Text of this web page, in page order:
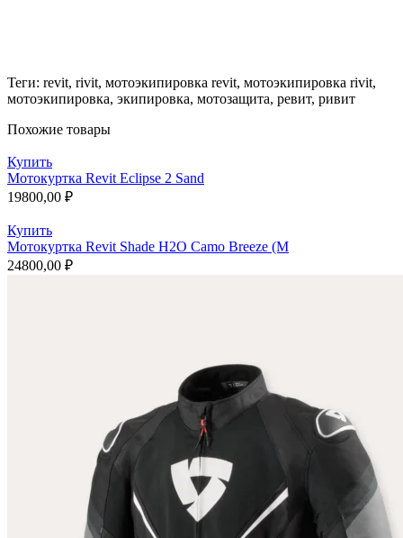
Теги: revit, rivit, мотоэкипировка revit, мотоэкипировка rivit,
мотоэкипировка, экипировка, мотозащита, ревит, ривит
Похожие товары
Купить
Мотокуртка Revit Eclipse 2 Sand
19800,00 ₽
Купить
Мотокуртка Revit Shade H2O Camo Breeze (M
24800,00 ₽